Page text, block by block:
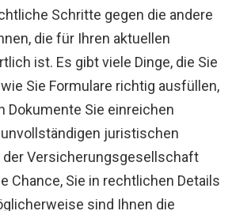
Schritte gegen die andere
die für Ihren aktuellen
ist. Es gibt viele Dinge, die Sie
Sie Formulare richtig ausfüllen,
Dokumente Sie einreichen
juristischen
Versicherungsgesellschaft
Chance, Sie in rechtlichen Details
sind Ihnen die